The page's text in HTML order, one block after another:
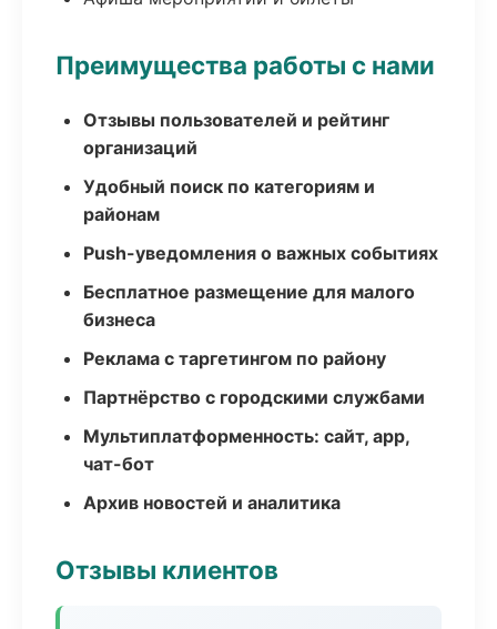
Преимущества работы с нами
Отзывы пользователей и рейтинг
организаций
Удобный поиск по категориям и
районам
Push-уведомления о важных событиях
Бесплатное размещение для малого
бизнеса
Реклама с таргетингом по району
Партнёрство с городскими службами
Мультиплатформенность: сайт, app,
чат-бот
Архив новостей и аналитика
Отзывы клиентов